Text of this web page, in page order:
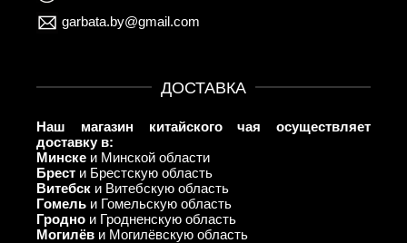
garbata.by@gmail.com
ДОСТАВКА
Наш магазин китайского чая осуществляет
доставку в:
Минске и Минской области
Брест и Брестскую область
Витебск и Витебскую область
Гомель и Гомельскую область
Гродно и Гродненскую область
Могилёв и Могилёвскую область